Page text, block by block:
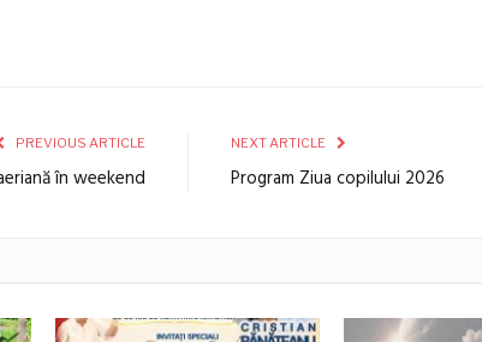
PREVIOUS ARTICLE
în weekend
NEXT ARTICLE
Program Ziua copilului 2026